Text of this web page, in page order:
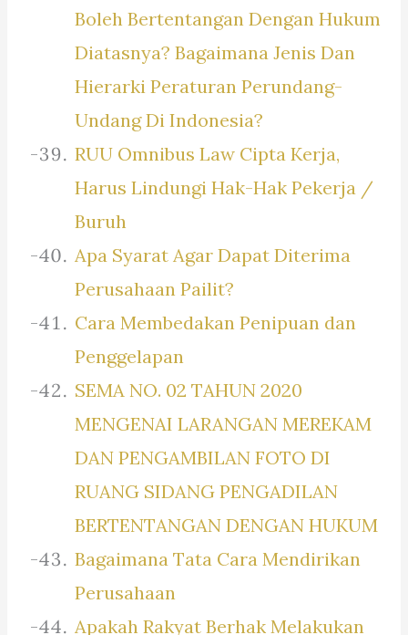
Boleh Bertentangan Dengan Hukum
Diatasnya? Bagaimana Jenis Dan
Hierarki Peraturan Perundang-
Undang Di Indonesia?
RUU Omnibus Law Cipta Kerja,
Harus Lindungi Hak-Hak Pekerja /
Buruh
Apa Syarat Agar Dapat Diterima
Perusahaan Pailit?
Cara Membedakan Penipuan dan
Penggelapan
SEMA NO. 02 TAHUN 2020
MENGENAI LARANGAN MEREKAM
DAN PENGAMBILAN FOTO DI
RUANG SIDANG PENGADILAN
BERTENTANGAN DENGAN HUKUM
Bagaimana Tata Cara Mendirikan
Perusahaan
Apakah Rakyat Berhak Melakukan